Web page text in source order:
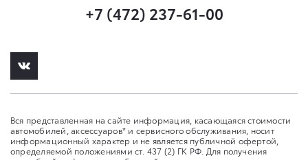
+7 (472) 237-61-00
Вся представленная на сайте информация, касающаяся стоимости
автомобилей, аксессуаров* и сервисного обслуживания, носит
информационный характер и не является публичной офертой,
определяемой положениями ст. 437 (2) ГК РФ. Для получения